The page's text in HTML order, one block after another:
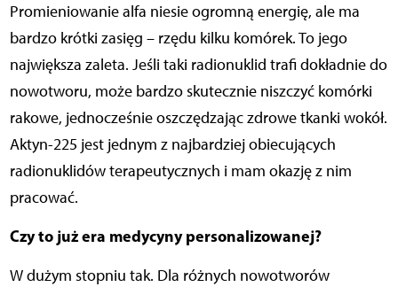
Promieniowanie alfa niesie ogromną energię, ale ma
bardzo krótki zasięg – rzędu kilku komórek. To jego
największa zaleta. Jeśli taki radionuklid trafi dokładnie do
nowotworu, może bardzo skutecznie niszczyć komórki
rakowe, jednocześnie oszczędzając zdrowe tkanki wokół.
Aktyn-225 jest jednym z najbardziej obiecujących
radionuklidów terapeutycznych i mam okazję z nim
pracować.
Czy to już era medycyny personalizowanej?
W dużym stopniu tak. Dla różnych nowotworów